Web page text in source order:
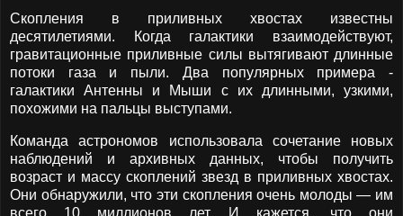
Скопления в приливных хвостах известны
десятилетиями. Когда галактики взаимодействуют,
гравитационные приливные силы вытягивают длинные
потоки газа и пыли. Два популярных примера -
галактики Антенны и Мыши с их длинными, узкими,
похожими на пальцы выступами.
Команда астрономов использовала сочетание новых
наблюдений и архивных данных, чтобы получить
возраст и массу скоплений звезд в приливных хвостах.
Они обнаружили, что эти скопления очень молоды — им